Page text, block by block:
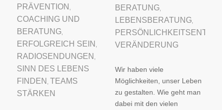
PRÄVENTION
COACHING UND
BERATUNG,
ERFOLGREICH SEIN
RADIOSENDUNGEN
SINN DES LEBENS
FINDEN TEAMS
STÄRKEN
BERATUNG,
LEBENSBERATUNG,
VERÄNDERUNG
Wir haben viele
Möglichkeiten, unser Leben
zu gestalten. Wie geht man
dabei mit den vielen